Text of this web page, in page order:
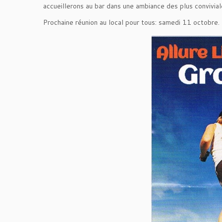
accueillerons au bar dans une ambiance des plus
Prochaine réunion au local pour tous: samedi 11 octobre.